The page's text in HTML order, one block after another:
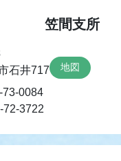
笠間支所
石井717
地図
0084
72-3722